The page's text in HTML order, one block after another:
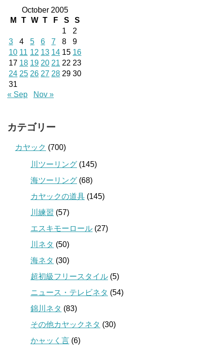
October 2005
M
T W T F S
S
1
2
3
4 5 6 7 8
9
10 11 12 13 14 15 16
17 18 19 20 21 22 23
24 25 26 27 28 29 30
31
« Sep
Nov »
カテゴリー
カヤック (700)
川ツーリング (145)
海ツーリング (68)
カヤックの道具 (145)
川練習 (57)
エスキモーロール (27)
川ネタ (50)
海ネタ (30)
超初級フリースタイル (5)
ニュース・テレビネタ (54)
錦川ネタ (83)
その他カヤックネタ (30)
かャッく言 (6)